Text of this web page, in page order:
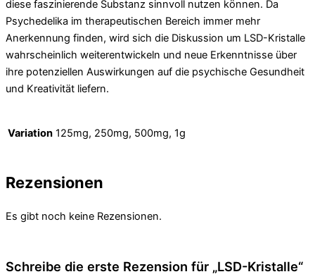
diese faszinierende Substanz sinnvoll nutzen können. Da
Psychedelika im therapeutischen Bereich immer mehr
Anerkennung finden, wird sich die Diskussion um LSD-Kristalle
wahrscheinlich weiterentwickeln und neue Erkenntnisse über
ihre potenziellen Auswirkungen auf die psychische Gesundheit
und Kreativität liefern.
Variation 125mg, 250mg, 500mg, 1g
Rezensionen
Es gibt noch keine Rezensionen.
Schreibe die erste Rezension für „LSD-Kristalle“